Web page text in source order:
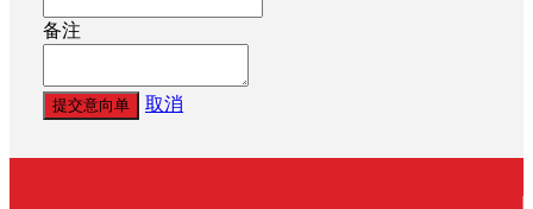
备注
提交意向单 取消